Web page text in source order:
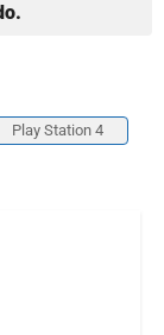
Play Station 4